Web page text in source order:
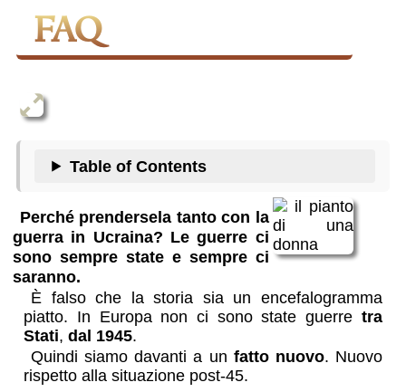
FAQ
Table of Contents
Perché prendersela tanto con la
guerra in Ucraina? Le guerre ci
sono sempre state e sempre ci
saranno.
È falso che la storia sia un encefalogramma
piatto. In Europa non ci sono state guerre tra
Stati,dal 1945.
Quindi siamo davanti a un fatto nuovo. Nuovo
rispetto alla situazione post-45.